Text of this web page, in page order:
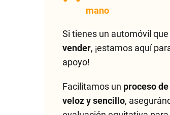
mano
Si tienes un automóvil
vender, ¡estamos aquí
apoyo!
Facilitamos un proceso
veloz y sencillo,